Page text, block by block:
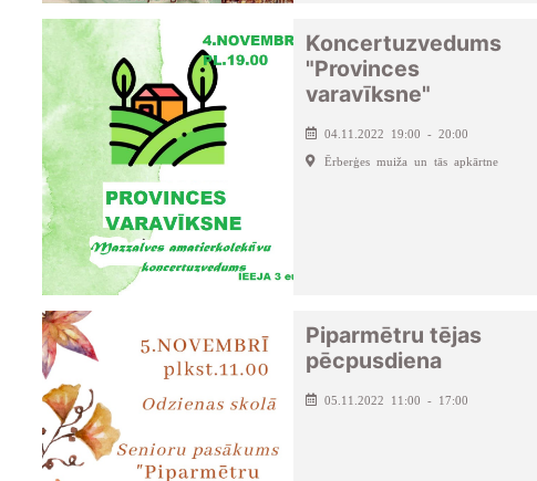
Koncertuzvedums
"Provinces
varavīksne"
04.11.2022 19:00 - 20:00
Ērberģes muiža un tās apkārtne
Piparmētru tējas
pēcpusdiena
05.11.2022 11:00 - 17:00